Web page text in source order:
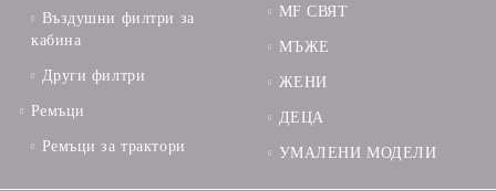
Въздушни филтри за
кабина
Други филтри
Ремъци
Ремъци за трактори
MF СВЯТ
МЪЖЕ
ЖЕНИ
ДЕЦА
УМАЛЕНИ МОДЕЛИ